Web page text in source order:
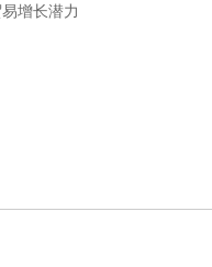
增长潜力